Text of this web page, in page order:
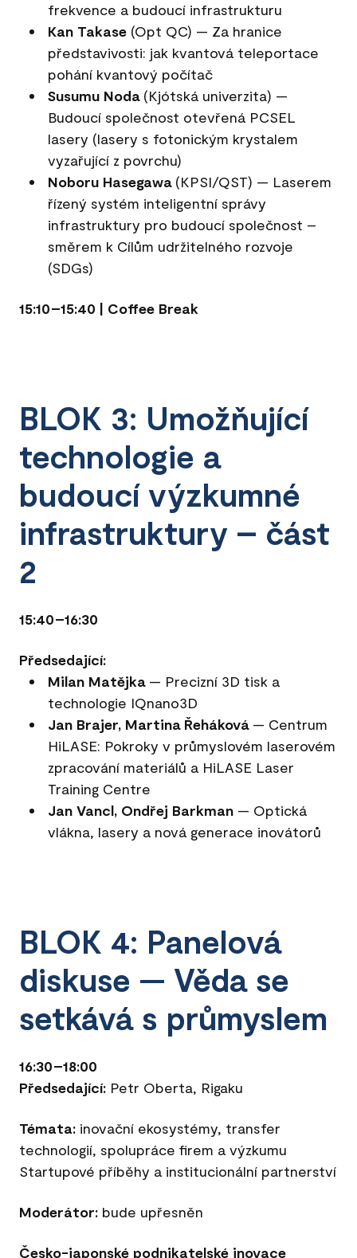
frekvence a budoucí infrastrukturu
Kan Takase (Opt QC) — Za hranice
představivosti: jak kvantová teleportace
pohání kvantový počítač
Susumu Noda(Kjótská univerzita) —
Budoucí společnost otevřená PCSEL
lasery (lasery s fotonickým krystalem
vyzařující z povrchu)
Noboru Hasegawa(KPSI/QST) — Laserem
řízený systém inteligentní správy
infrastruktury pro budoucí společnost –
směrem k Cílům udržitelného rozvoje
(SDGs)
15:10–15:40 | Coffee Break
BLOK 3: Umožňující
technologie a
budoucí výzkumné
infrastruktury – část
2
15:40–16:30
Předsedající:
Milan Matějka— Precizní 3D tisk a
technologie IQnano3D
Jan Brajer, Martina Řeháková— Centrum
HiLASE: Pokroky v průmyslovém laserovém
zpracování materiálů a HiLASE Laser
Training Centre
Jan Vancl, Ondřej Barkman — Optická
vlákna, lasery a nová generace inovátorů
BLOK 4: Panelová
diskuse — Věda se
setkává s průmyslem
16:30–18:00
Předsedající: Petr Oberta, Rigaku
Témata: inovační ekosystémy, transfer
technologií, spolupráce firem a výzkumu
Startupové příběhy a institucionální partnerství
Moderátor: bude upřesněn
Česko-japonské podnikatelské inovace